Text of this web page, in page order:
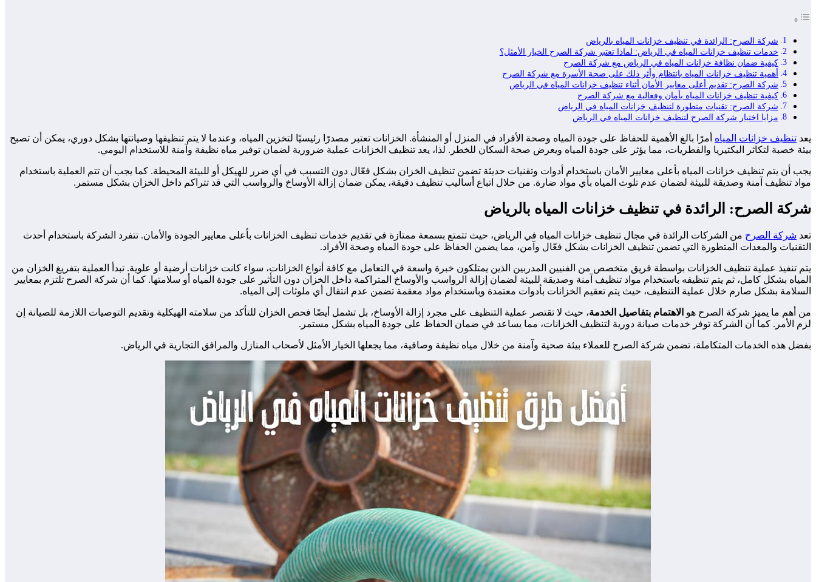
شركة الصرح: الرائدة في تنظيف خزانات المياه بالرياض
خدمات تنظيف خزانات المياه في الرياض: لماذا تعتبر شركة الصرح الخيار الأمثل؟
كيفية ضمان نظافة خزانات المياه في الرياض مع شركة الصرح
أهمية تنظيف خزانات المياه بانتظام وأثر ذلك على صحة الأسرة مع شركة الصرح
شركة الصرح: تقديم أعلى معايير الأمان أثناء تنظيف خزانات المياه في الرياض
كيفية تنظيف خزانات المياه بأمان وفعالية مع شركة الصرح
شركة الصرح: تقنيات متطورة لتنظيف خزانات المياه في الرياض
مزايا اختيار شركة الصرح لتنظيف خزانات المياه في الرياض
يعد تنظيف خزانات المياه أمرًا بالغ الأهمية للحفاظ على جودة المياه وصحة الأفراد في المنزل أو المنشأة. الخزانات تعتبر مصدرًا رئيسيًا لتخزين المياه، وعندما لا يتم تنظيفها وصيانتها بشكل دوري، يمكن أن تصبح
بيئة خصبة لتكاثر البكتيريا والفطريات، مما يؤثر على جودة المياه ويعرض صحة السكان للخطر. لذا، يعد تنظيف الخزانات عملية ضرورية لضمان توفير مياه نظيفة وآمنة للاستخدام اليومي.
يجب أن يتم تنظيف خزانات المياه بأعلى معايير الأمان باستخدام أدوات وتقنيات حديثة تضمن تنظيف الخزان بشكل فعّال دون التسبب في أي ضرر للهيكل أو للبيئة المحيطة. كما يجب أن تتم العملية باستخدام
مواد تنظيف آمنة وصديقة للبيئة لضمان عدم تلوث المياه بأي مواد ضارة. من خلال اتباع أساليب تنظيف دقيقة، يمكن ضمان إزالة الأوساخ والرواسب التي قد تتراكم داخل الخزان بشكل مستمر.
شركة الصرح: الرائدة في تنظيف خزانات المياه بالرياض
تعد شركة الصرح من الشركات الرائدة في مجال تنظيف خزانات المياه في الرياض، حيث تتمتع بسمعة ممتازة في تقديم خدمات تنظيف الخزانات بأعلى معايير الجودة والأمان. تتفرد الشركة باستخدام أحدث
التقنيات والمعدات المتطورة التي تضمن تنظيف الخزانات بشكل فعّال وآمن، مما يضمن الحفاظ على جودة المياه وصحة الأفراد.
يتم تنفيذ عملية تنظيف الخزانات بواسطة فريق متخصص من الفنيين المدربين الذين يمتلكون خبرة واسعة في التعامل مع كافة أنواع الخزانات، سواء كانت خزانات أرضية أو علوية. تبدأ العملية بتفريغ الخزان من
المياه بشكل كامل، ثم يتم تنظيفه باستخدام مواد تنظيف آمنة وصديقة للبيئة لضمان إزالة الرواسب والأوساخ المتراكمة داخل الخزان دون التأثير على جودة المياه أو سلامتها. كما أن شركة الصرح تلتزم بمعايير
السلامة بشكل صارم خلال عملية التنظيف، حيث يتم تعقيم الخزانات بأدوات معتمدة وباستخدام مواد معقمة تضمن عدم انتقال أي ملوثات إلى المياه.
من أهم ما يميز شركة الصرح هو الاهتمام بتفاصيل الخدمة، حيث لا تقتصر عملية التنظيف على مجرد إزالة الأوساخ، بل تشمل أيضًا فحص الخزان للتأكد من سلامته الهيكلية وتقديم التوصيات اللازمة للصيانة إن
لزم الأمر. كما أن الشركة توفر خدمات صيانة دورية لتنظيف الخزانات، مما يساعد في ضمان الحفاظ على جودة المياه بشكل مستمر.
بفضل هذه الخدمات المتكاملة، تضمن شركة الصرح للعملاء بيئة صحية وآمنة من خلال مياه نظيفة وصافية، مما يجعلها الخيار الأمثل لأصحاب المنازل والمرافق التجارية في الرياض.